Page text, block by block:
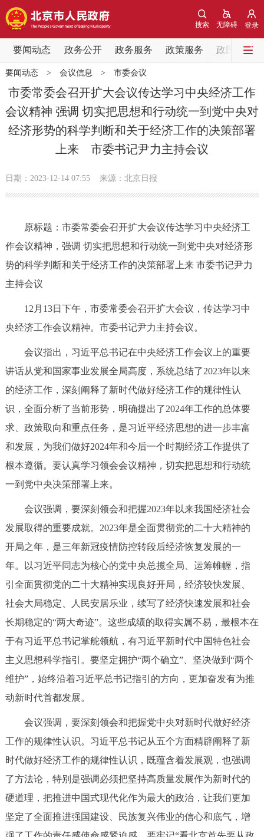
登录
无障碍
搜索
要闻动态 政务公开 政务服务 政策服务 政民互动
要闻动态
党中央精神 国务院信息
北京要闻 会议信息 部门动态
各区热点
政务公开
政策兑现 政策解读 回应关切
决策公开
政务服务
便民服务 利企服务 投资项目
中介服务 阳光政务
12345网上接诉即办 我要咨询 我要建议
参与调查 在线访谈 图说互动
走进北京
北京概况 十六区概览 人文北京
绿色北京 图说北京 视频北京
多语种
ENGLISH 한국어 日本語
DEUTSCH
ESPAÑOL العربية PORTUGUÊS
ITALIANO
要闻动态> 会议信息 > 市委会议
市委常委会召开扩大会议传达学习中央经济工作
会议精神 强调 切实把思想和行动统一到党中央对
经济形势的科学判断和关于经济工作的决策部署
上来 市委书记尹力主持会议
日期：2023-12-14 07:55 来源：北京日报
原标题：市委常委会召开扩大会议传达学习中央经济工
作会议精神，强调 切实把思想和行动统一到党中央对经济形
势的科学判断和关于经济工作的决策部署上来 市委书记尹力
主持会议
12月13日下午，市委常委会召开扩大会议，传达学习中
央经济工作会议精神。市委书记尹力主持会议。
会议指出，习近平总书记在中央经济工作会议上的重要
讲话从党和国家事业发展全局高度，系统总结了2023年以来
的经济工作，深刻阐释了新时代做好经济工作的规律性认
识，全面分析了当前形势，明确提出了2024年工作的总体要
求、政策取向和重点任务，是习近平经济思想的进一步丰富
和发展，为我们做好2024年和今后一个时期经济工作提供了
根本遵循。要认真学习领会会议精神，切实把思想和行动统
一到党中央决策部署上来。
会议强调，要深刻领会和把握2023年以来我国经济社会
发展取得的重要成就。2023年是全面贯彻党的二十大精神的
开局之年，是三年新冠疫情防控转段后经济恢复发展的一
年。以习近平同志为核心的党中央总揽全局、运筹帷幄，指
引全面贯彻党的二十大精神实现良好开局，经济较快发展、
社会大局稳定、人民安居乐业，续写了经济快速发展和社会
长期稳定的“两大奇迹”。这些成绩的取得实属不易，最根本在
于有习近平总书记掌舵领航，有习近平新时代中国特色社会
主义思想科学指引。要坚定拥护“两个确立”、坚决做到“两个
维护”，始终沿着习近平总书记指引的方向，更加奋发有为推
动新时代首都发展。
会议强调，要深刻领会和把握党中央对新时代做好经济
工作的规律性认识。习近平总书记从五个方面精辟阐释了新
时代做好经济工作的规律性认识，既蕴含着发展观，也强调
了方法论，特别是强调必须把坚持高质量发展作为新时代的
硬道理，把推进中国式现代化作为最大的政治，让我们更加
坚定了全面推进强国建设、民族复兴伟业的信心和底气，增